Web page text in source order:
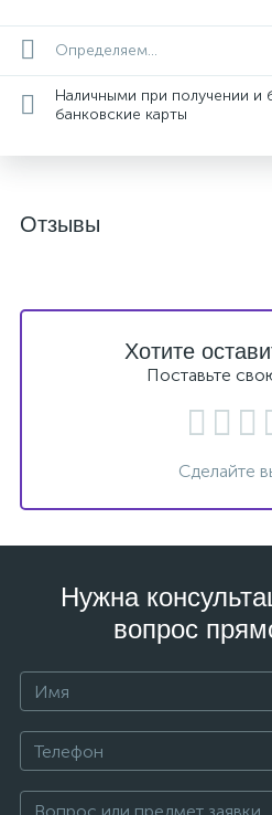
Определяем...
Наличными при получении и
банковские карты
Отзывы
Хотите
Поставьте
Сделайте
Нужна
вопрос